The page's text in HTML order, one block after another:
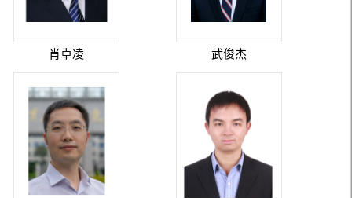
肖卓凌 武俊杰